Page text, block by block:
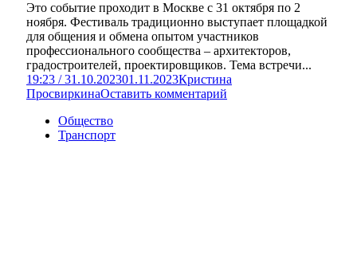
Это событие проходит в Москве с 31 октября по 2
ноября. Фестиваль традиционно выступает площадкой
для общения и обмена опытом участников
профессионального сообщества – архитекторов,
градостроителей, проектировщиков. Тема встречи...
19:23 / 31.10.202301.11.2023Кристина
ПросвиркинаОставить комментарий
Общество
Транспорт